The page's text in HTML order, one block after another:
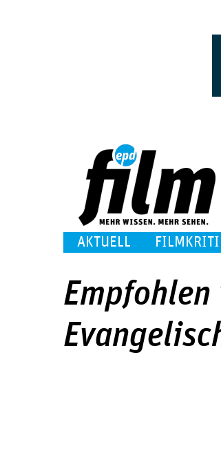
AKTUELL
Empfohlen